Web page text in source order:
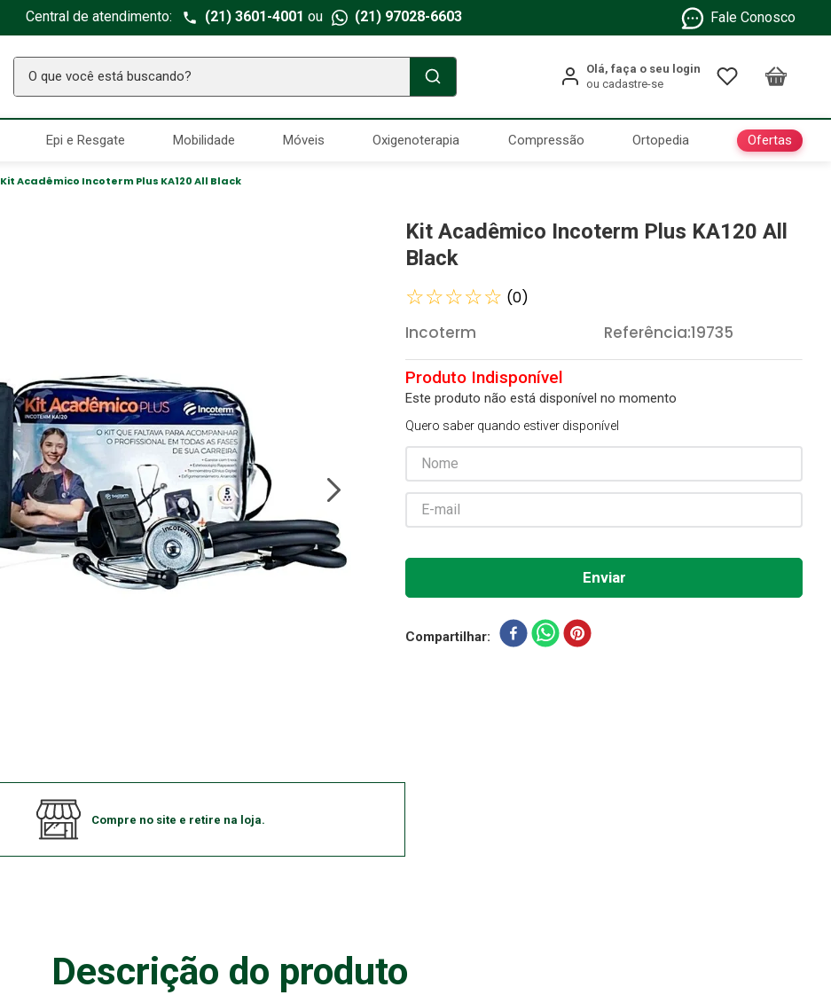
Central de atendimento: (21) 3601-4001 ou (21) 97028-6603 Fale Conosco
O que você está buscando?
Epi e Resgate Mobilidade Móveis Oxigenoterapia Compressão Ortopedia Ofertas
Kit Acadêmico Incoterm Plus KA120 All Black
Compre no site e retire na loja.
Kit Acadêmico Incoterm Plus KA120 All
Black
☆☆☆☆☆ (0)
Incoterm Referência:19735
Este produto não está disponível no momento
Quero saber quando estiver disponível
Compartilhar
Descrição do produto
TERMOS MAIS BUSCADOS
Seringa Insulina
2º Fralda Geriatrica
9º Curativo
10º Gaze